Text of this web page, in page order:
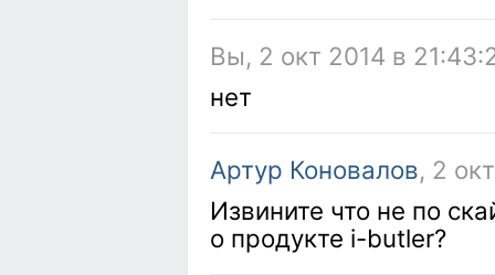
Вы, 2 окт 2014 в
нет
Артур Коновалов, 2
Извините что не по
о продукте i-butler?